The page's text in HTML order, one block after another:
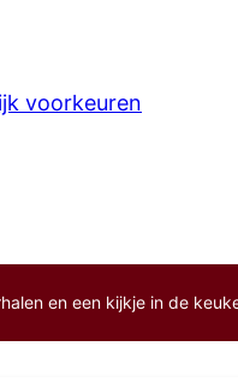
voorkeuren
en een kijkje in de